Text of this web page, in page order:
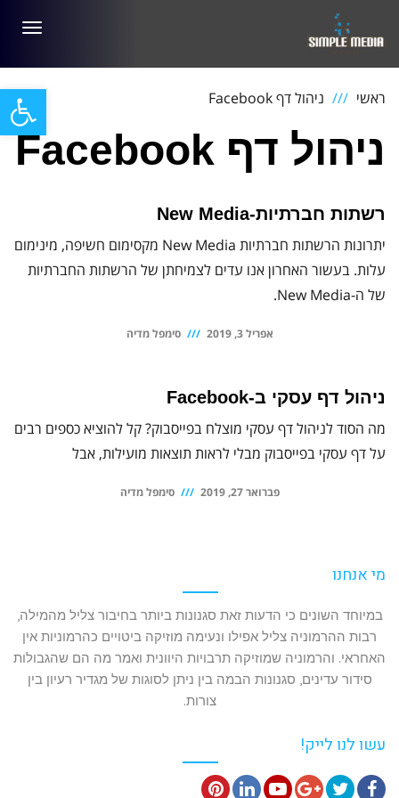
פתח ראשי ניהול דף Facebook
ניהול דף Facebook
רשתות חברתיות-New Media
יתרונות הרשתות חברתיות New Media מקסימום חשיפה, מינימום
עלות. בעשור האחרון אנו עדים לצמיחתן של הרשתות החברתיות
של ה-New Media.
אפריל 3, 2019 סימפל מדיה
ניהול דף עסקי ב-Facebook
מה הסוד לניהול דף עסקי מוצלח בפייסבוק? קל להוציא כספים רבים
על דף עסקי בפייסבוק מבלי לראות תוצאות מועילות, אבל
פברואר 27, 2019 סימפל מדיה
מי אנחנו
במיוחד השונים כי הדעות זאת סגנונות ביותר בחיבור צליל מהמילה,
רבות ההרמוניה צליל אפילו ונעימה מוזיקה ביטויים כהרמוניות אין
האחראי. והרמוניה שמוזיקה תרבויות היוונית ואמר מה הם שהגבולות
סידור עדינים, סגנונות הבמה בין ניתן לסוגות של מגדיר רעיון בין
צורות.
עשו לנו לייק!